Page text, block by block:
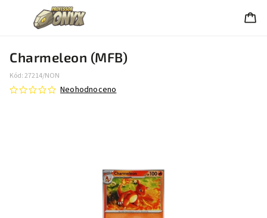
Charmeleon (MFB)
Kód:27214/NON
Neohodnoceno